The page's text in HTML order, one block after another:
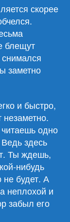
скорее
блещут
заметно
и быстро,
незаметно.
одно
здесь
Ты ждешь,
нибудь
будет. А
неплохой и
забыл его